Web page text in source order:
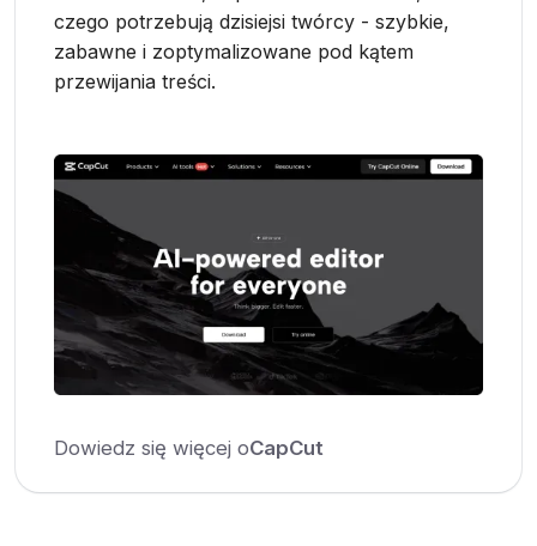
czego potrzebują dzisiejsi twórcy - szybkie,
zabawne i zoptymalizowane pod kątem
przewijania treści.
Dowiedz się więcej oCapCut